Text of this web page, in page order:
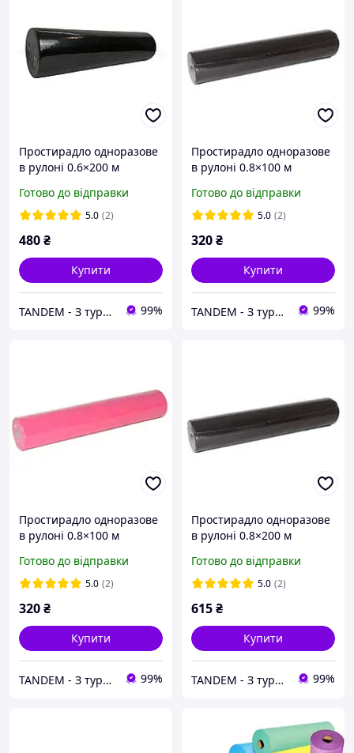
Простирадло одноразове
в рулоні 0.6×200 м
чорне для масажу,
косметології, кушетки
Готово до відправки
5.0 (2)
480₴
Купити
TANDEM - З турботою про Вас та ваших клієнтів 99%
Простирадло одноразове
в рулоні 0.8×100 м
чорне для масажу,
косметології, кушетки
Готово до відправки
5.0 (2)
320₴
Купити
TANDEM - З турботою про Вас та ваших клієнтів 99%
Простирадло одноразове
в рулоні 0.8×100 м
малинове для масажу,
косметології, кушетки
Готово до відправки
5.0 (2)
320₴
Купити
TANDEM - З турботою про Вас та ваших клієнтів 99%
Простирадло одноразове
в рулоні 0.8×200 м
чорне для масажу,
косметології, кушетки
Готово до відправки
5.0 (2)
615₴
Купити
TANDEM - З турботою про Вас та ваших клієнтів 99%